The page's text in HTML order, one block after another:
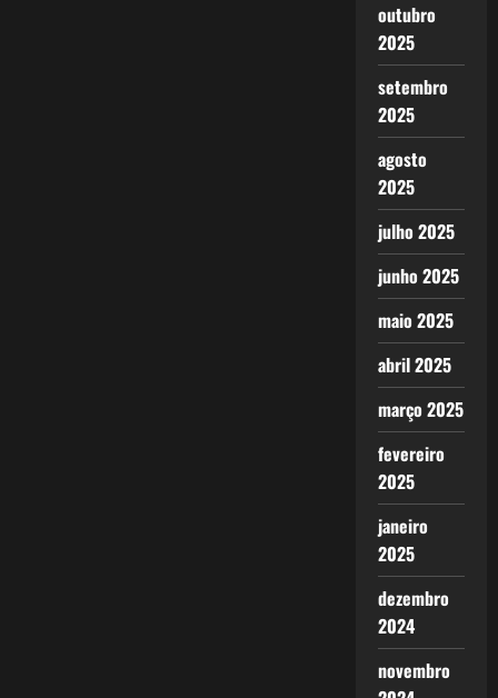
outubro
2025
setembro
2025
agosto
2025
julho 2025
junho 2025
maio 2025
abril 2025
março 2025
fevereiro
2025
janeiro
2025
dezembro
2024
novembro